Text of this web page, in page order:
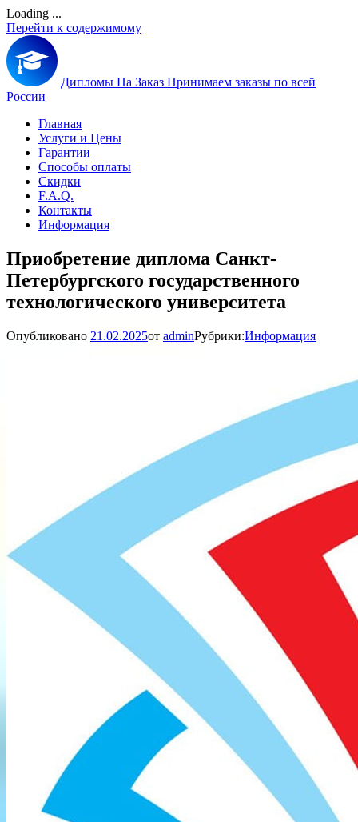
Loading ...
Перейти к содержимому
Дипломы На Заказ Принимаем заказы по всей
России
Главная
Услуги и Цены
Гарантии
Способы оплаты
Скидки
F.A.Q.
Контакты
Информация
Приобретение диплома Санкт-
Петербургского государственного
технологического университета
Опубликовано 21.02.2025от adminРубрики:Информация